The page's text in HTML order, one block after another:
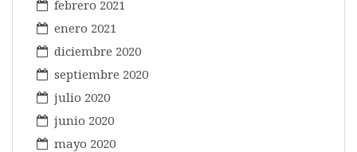
febrero 2021
enero 2021
diciembre 2020
septiembre 2020
julio 2020
junio 2020
mayo 2020